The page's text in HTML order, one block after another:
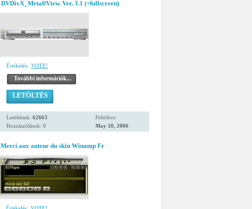
DVDivX_MetallView. Ver. 3.1 (+fullscreen)
Értékelés: VOTE!
További információk...
LETÖLTÉS
Letöltések: 62663
Hozzászólások: 0
Feltöltve:
May 10, 2006
Merci aux auteur du skin Winamp Fr